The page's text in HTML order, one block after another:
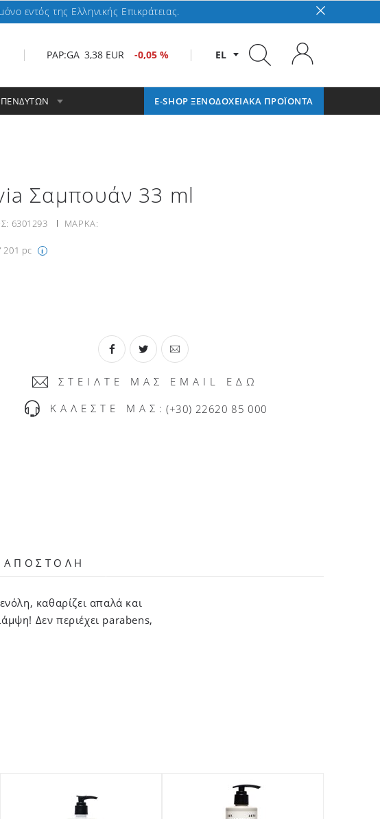
εντός της Ελληνικής Επικράτειας.
EL
PAP:GA 3,38 EUR -0,05 %
E-SHOP ΞΕΝΟΔΟΧΕΙΑΚΑ ΠΡΟΪΟΝΤΑ
Σαμπουάν 33 ml
6301293 ΜΑΡΚΑ:
201 pc i
ΣΤΕΙΛΤΕ ΜΑΣ EMAIL ΕΔΩ
ΚΑΛΕΣΤΕ ΜΑΣ: (+30) 22620 85 000
ΑΠΟΣΤΟΛΗ
καθαρίζει απαλά και
Δεν περιέχει parabens,